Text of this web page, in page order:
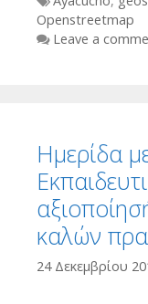
Openstreetmap
Leave a
Ημερίδα
καλών
24 Δεκεμβρίου